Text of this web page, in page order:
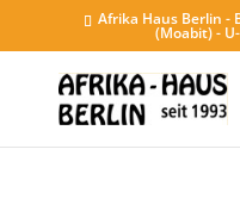
Afrika Haus Berlin -
(Moabit) -